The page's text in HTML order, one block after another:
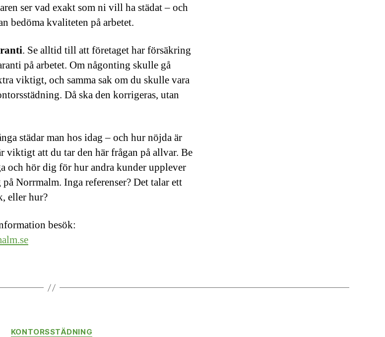
ser vad exakt som ni vill ha städat – och
bedöma kvaliteten på arbetet.
. Se alltid till att företaget har försäkring
på arbetet. Om någonting skulle gå
viktigt, och samma sak om du skulle vara
Då ska den korrigeras, utan
städar man hos idag – och hur nöjda är
viktigt att du tar den här frågan på allvar. Be
och hör dig för hur andra kunder upplever
Norrmalm. Inga referenser? Det talar ett
eller hur?
besök:
Kategorier
KONTORSSTÄDNING